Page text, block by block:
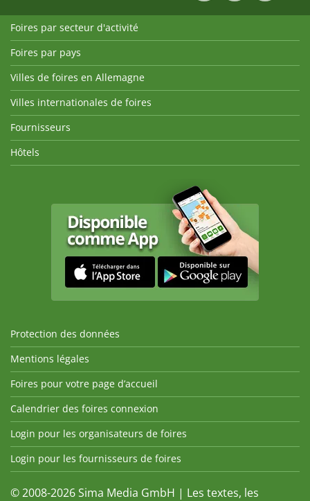
Foires par secteur d'activité
Foires par pays
Villes de foires en Allemagne
Villes internationales de foires
Fournisseurs
Hôtels
Protection des données
Mentions légales
Foires pour votre page d’accueil
Calendrier des foires connexion
Login pour les organisateurs de foires
Login pour les fournisseurs de foires
© 2008-2026 Sima Media GmbH | Les textes, les